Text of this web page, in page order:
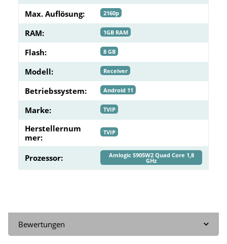
Max. Auflösung: 2160p
RAM: 1GB RAM
Flash: 8 GB
Modell: Receiver
Betriebssystem: Android 11
Marke: TVIP
Herstellernum
mer:
TVIP
Prozessor: Amlogic S905W2 Quad Core 1,8
GHz
Bewertungen